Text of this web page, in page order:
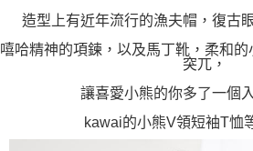
造型上有近年流行的漁夫帽，復古
嘻哈精神的項鍊，以及馬丁靴，柔和
突兀，
讓喜愛小熊的你多了一個
kawai的小熊V領短袖T恤